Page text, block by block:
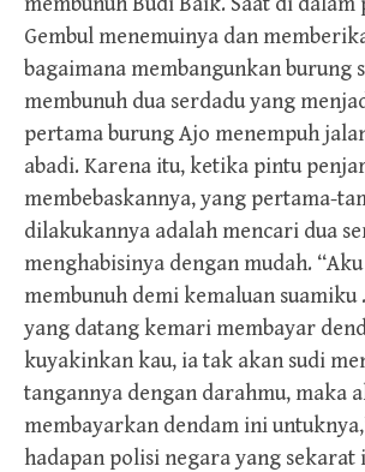
Gembul menemuinya dan
bagaimana membangunkan burung
membunuh dua serdadu yang
pertama burung Ajo menempuh
abadi. Karena itu, ketika pintu
membebaskannya, yang pertama-
dilakukannya adalah mencari dua
menghabisinya dengan mudah.
membunuh demi kemaluan
yang datang kemari membayar
kuyakinkan kau, ia tak akan sudi
tangannya dengan darahmu, maka
membayarkan dendam ini
hadapan polisi negara yang sekarat